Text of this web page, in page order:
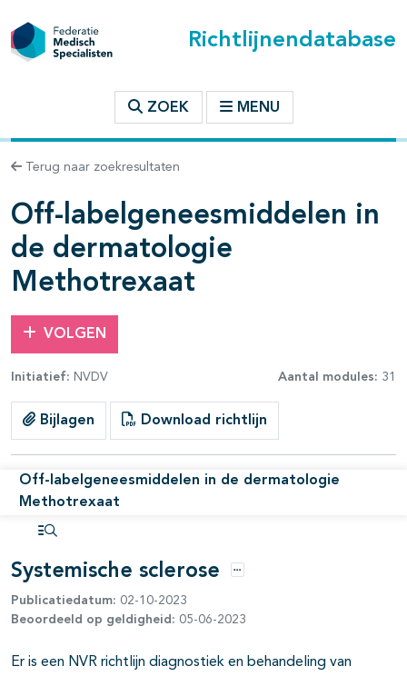
Richtlijnendatabase
ZOEK MENU
Terug naar zoekresultaten
Off-labelgeneesmiddelen in
de dermatologie
Methotrexaat
VOLGEN
Initiatief: NVDV Aantal modules: 31
Bijlagen Download richtlijn
Off-labelgeneesmiddelen in de dermatologie
Methotrexaat
Systemische sclerose Opties
Publicatiedatum: 02-10-2023
Beoordeeld op geldigheid: 05-06-2023
Er is een NVR richtlijn diagnostiek en behandeling van